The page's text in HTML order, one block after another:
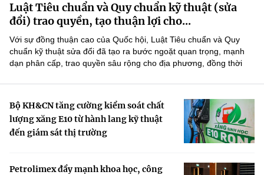
(Ghi rõ nguồn "https://mst.gov.vn" khi phát hành lại thông tin từ
website này)
Luật Tiêu chuẩn và Quy chuẩn kỹ thuật (sửa
đổi) trao quyền, tạo thuận lợi cho...
Với sự đồng thuận cao của Quốc hội, Luật Tiêu chuẩn và Quy
chuẩn kỹ thuật sửa đổi đã tạo ra bước ngoặt quan trọng, mạnh
dạn phân cấp, trao quyền sâu rộng cho địa phương, đồng thời
Bộ KH&CN tăng cường kiểm soát chất
lượng xăng E10 từ hành lang kỹ thuật
đến giám sát thị trường
Petrolimex đẩy mạnh khoa học, công